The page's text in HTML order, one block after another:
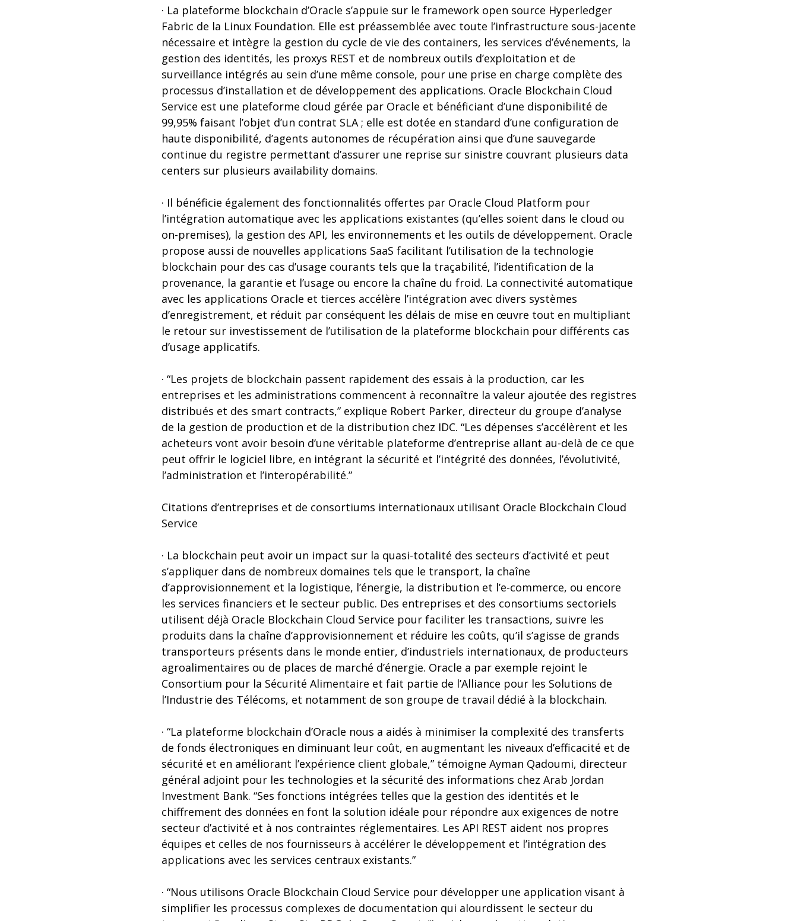
· La plateforme blockchain d’Oracle s’appuie sur le framework open source Hyperledger
Fabric de la Linux Foundation. Elle est préassemblée avec toute l’infrastructure sous-jacente
nécessaire et intègre la gestion du cycle de vie des containers, les services d’événements, la
gestion des identités, les proxys REST et de nombreux outils d’exploitation et de
surveillance intégrés au sein d’une même console, pour une prise en charge complète des
processus d’installation et de développement des applications. Oracle Blockchain Cloud
Service est une plateforme cloud gérée par Oracle et bénéficiant d’une disponibilité de
99,95% faisant l’objet d’un contrat SLA ; elle est dotée en standard d’une configuration de
haute disponibilité, d’agents autonomes de récupération ainsi que d’une sauvegarde
continue du registre permettant d’assurer une reprise sur sinistre couvrant plusieurs data
centers sur plusieurs availability domains.
· Il bénéficie également des fonctionnalités offertes par Oracle Cloud Platform pour
l’intégration automatique avec les applications existantes (qu’elles soient dans le cloud ou
on-premises), la gestion des API, les environnements et les outils de développement. Oracle
propose aussi de nouvelles applications SaaS facilitant l’utilisation de la technologie
blockchain pour des cas d’usage courants tels que la traçabilité, l’identification de la
provenance, la garantie et l’usage ou encore la chaîne du froid. La connectivité automatique
avec les applications Oracle et tierces accélère l’intégration avec divers systèmes
d’enregistrement, et réduit par conséquent les délais de mise en œuvre tout en multipliant
le retour sur investissement de l’utilisation de la plateforme blockchain pour différents cas
d’usage applicatifs.
· “Les projets de blockchain passent rapidement des essais à la production, car les
entreprises et les administrations commencent à reconnaître la valeur ajoutée des registres
distribués et des smart contracts,” explique Robert Parker, directeur du groupe d’analyse
de la gestion de production et de la distribution chez IDC. “Les dépenses s’accélèrent et les
acheteurs vont avoir besoin d’une véritable plateforme d’entreprise allant au-delà de ce que
peut offrir le logiciel libre, en intégrant la sécurité et l’intégrité des données, l’évolutivité,
l’administration et l’interopérabilité.”
Citations d’entreprises et de consortiums internationaux utilisant Oracle Blockchain Cloud
Service
· La blockchain peut avoir un impact sur la quasi-totalité des secteurs d’activité et peut
s’appliquer dans de nombreux domaines tels que le transport, la chaîne
d’approvisionnement et la logistique, l’énergie, la distribution et l’e-commerce, ou encore
les services financiers et le secteur public. Des entreprises et des consortiums sectoriels
utilisent déjà Oracle Blockchain Cloud Service pour faciliter les transactions, suivre les
produits dans la chaîne d’approvisionnement et réduire les coûts, qu’il s’agisse de grands
transporteurs présents dans le monde entier, d’industriels internationaux, de producteurs
agroalimentaires ou de places de marché d’énergie. Oracle a par exemple rejoint le
Consortium pour la Sécurité Alimentaire et fait partie de l’Alliance pour les Solutions de
l’Industrie des Télécoms, et notamment de son groupe de travail dédié à la blockchain.
· “La plateforme blockchain d’Oracle nous a aidés à minimiser la complexité des transferts
de fonds électroniques en diminuant leur coût, en augmentant les niveaux d’efficacité et de
sécurité et en améliorant l’expérience client globale,” témoigne Ayman Qadoumi, directeur
général adjoint pour les technologies et la sécurité des informations chez Arab Jordan
Investment Bank. “Ses fonctions intégrées telles que la gestion des identités et le
chiffrement des données en font la solution idéale pour répondre aux exigences de notre
secteur d’activité et à nos contraintes réglementaires. Les API REST aident nos propres
équipes et celles de nos fournisseurs à accélérer le développement et l’intégration des
applications avec les services centraux existants.”
· “Nous utilisons Oracle Blockchain Cloud Service pour développer une application visant à
simplifier les processus complexes de documentation qui alourdissent le secteur du